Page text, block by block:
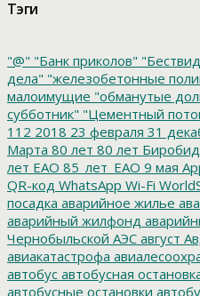
Тэги
"@" "Банк приколов"
дела" "железобетонные
малоимущие "обманутые
субботник" "Цементный
112 2018 23 февраля 31
Марта 80 лет 80 лет
лет ЕАО 85_лет_ЕАО 9 мая
QR-код WhatsApp Wi-Fi
посадка аварийное жилье
аварийный жилфонд
Чернобыльской АЭС август
авиакатастрофа
автобус автобусная
автобусные остановки